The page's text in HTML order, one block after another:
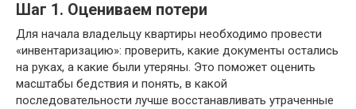
Шаг 1. Оцениваем потери
Для начала владельцу квартиры необходимо провести
«инвентаризацию»: проверить, какие документы остались
на руках, а какие были утеряны. Это поможет оценить
масштабы бедствия и понять, в какой
последовательности лучше восстанавливать утраченные